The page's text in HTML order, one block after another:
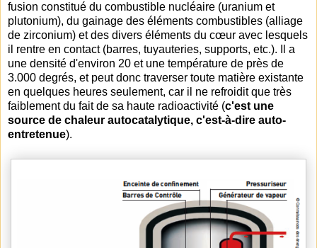
fusion constitué du combustible nucléaire (uranium et
plutonium), du gainage des éléments combustibles (alliage
de zirconium) et des divers éléments du cœur avec lesquels
il rentre en contact (barres, tuyauteries, supports, etc.). Il a
une densité d'environ 20 et une température de près de
3.000 degrés, et peut donc traverser toute matière existante
en quelques heures seulement, car il ne refroidit que très
faiblement du fait de sa haute radioactivité (c'est une
source de chaleur autocatalytique, c'est-à-dire auto-
entretenue).